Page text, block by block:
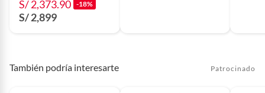
S/ 2,373.90 -18%
S/ 2,899
También podría interesarte Patrocinado